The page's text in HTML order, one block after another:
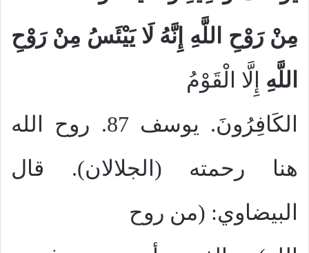
مِنْ رَوْحِ اللَّهِ إِنَّهُ لَا يَيْئَسُ مِنْ رَوْحِ
اللَّهِ إِلَّا الْقَوْمُ
الكَافِرُونَ. يوسف 87. روح الله
هنا رحمته (الجلالان). قال
البيضاوي: (من روح